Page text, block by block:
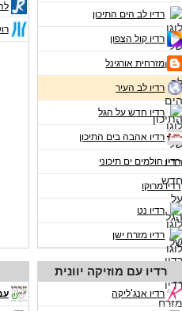
רדיו לב הים התיכון
רדיו קול הצפון
מזרחית אורגינל
רדיו לב העיר
רדיו חדש על הגל
רדיו אהבה בים התיכון
רדיו חולמים ים תיכוני
רדיו מרוקו
רדיו נט
רדיו מזרח ישן
רדיו עם מוזיקה יוונית
רדיו אנג'ליקה